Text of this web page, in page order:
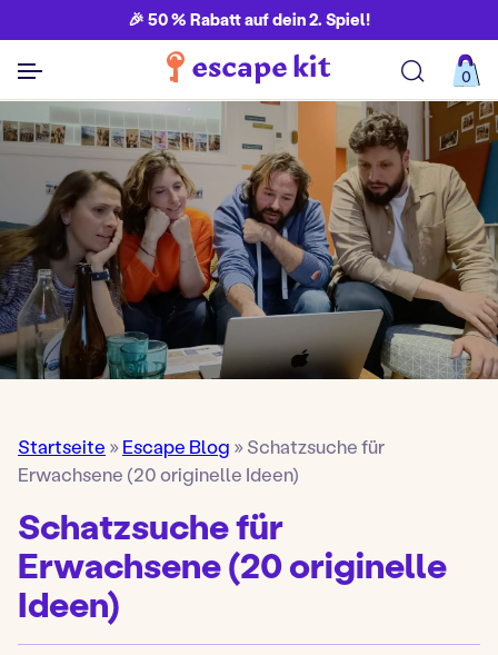
🎉 50 % Rabatt auf dein 2. Spiel!
0
Startseite »Escape Blog »Schatzsuche für
Erwachsene (20 originelle Ideen)
Schatzsuche für
Erwachsene (20 originelle
Ideen)
Alle Spiele ansehen